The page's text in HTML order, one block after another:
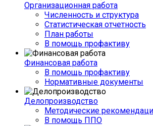
Организационная работа
Численность и структура
Статистическая отчетность
План работы
В помощь профактиву
Финансовая работа
В помощь профактиву
Нормативные документы
Делопроизводство
Методические
В помощь ППО